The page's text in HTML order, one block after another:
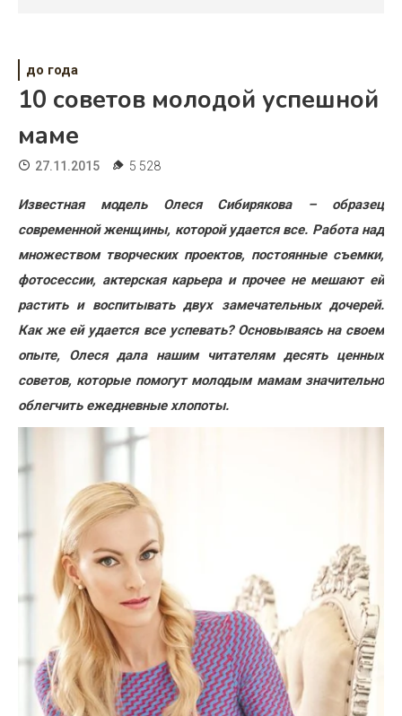
Свадьба
Жизнь
Хобби
Красота
Недвижимость
до года
10 советов молодой успешной
маме
27.11.2015 5 528
Известная модель Олеся Сибирякова – образец
современной женщины, которой удается все. Работа над
множеством творческих проектов, постоянные съемки,
фотосессии, актерская карьера и прочее не мешают ей
растить и воспитывать двух замечательных дочерей.
Как же ей удается все успевать? Основываясь на своем
опыте, Олеся дала нашим читателям десять ценных
советов, которые помогут молодым мамам значительно
облегчить ежедневные хлопоты.